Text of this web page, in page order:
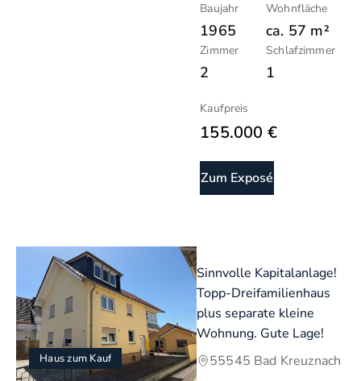
Baujahr
1965
Wohnfläche
ca. 57 m²
Zimmer
2
Schlafzimmer
1
Kaufpreis
155.000 €
Zum Exposé
Haus zum Kauf
Sinnvolle Kapitalanlage!
Topp-Dreifamilienhaus
plus separate kleine
Wohnung. Gute Lage!
55545 Bad Kreuznach